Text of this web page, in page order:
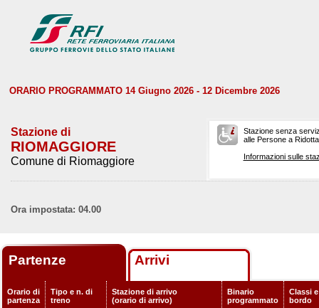
ORARIO PROGRAMMATO 14 Giugno 2026 - 12 Dicembre 2026
Stazione di
RIOMAGGIORE
Comune di Riomaggiore
Stazione senza
alle Persone a
Informazioni sulle
Ora impostata: 04.00
Partenze Arrivi
Orario di
partenza
Tipo e n. di
treno
Stazione di arrivo
(orario di arrivo)
Binario
programmato
Classi
bordo